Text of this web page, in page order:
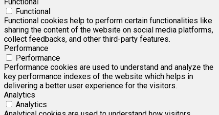
Functional
Functional cookies help to perform certain functionalities like
sharing the content of the website on social media platforms,
collect feedbacks, and other third-party features.
Performance
Performance
Performance cookies are used to understand and analyze the
key performance indexes of the website which helps in
delivering a better user experience for the visitors.
Analytics
Analytics